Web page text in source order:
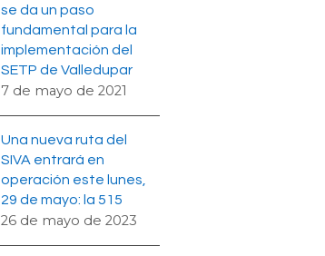
se da un paso
fundamental para la
implementación del
SETP de Valledupar
7 de mayo de 2021
Una nueva ruta del
SIVA entrará en
operación este lunes,
29 de mayo: la 515
26 de mayo de 2023